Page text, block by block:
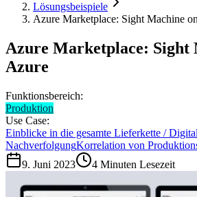
Lösungsbeispiele
Azure Marketplace: Sight Machine
Azure Marketplace: Sight
Azure
Funktionsbereich:
Produktion
Use Case:
Einblicke in die gesamte Lieferkette /
NachverfolgungKorrelation von
9. Juni 2023
4 Minuten Lesezeit